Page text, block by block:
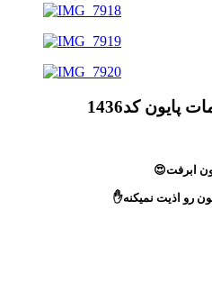
پایون کد1436
ابرفت😍
رو اذیت نمیکنه✋